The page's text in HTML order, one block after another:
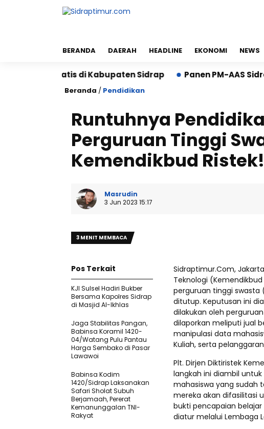
BERANDA DAERAH HEADLINE EKONOMI NEWS
Gratis di Kabupaten Sidrap Panen PM-AAS Sidrap
Beranda / Pendidikan
Runtuhnya
Perguruan Tinggi
Kemendikbud Ristek!
Masrudin
3 Jun 2023 15:17
3 MENIT MEMBACA
Sidraptimur.Com,
Teknologi
perguruan tinggi swasta
ditutup. Keputusan ini
dilakukan oleh
dilaporkan meliputi jual
manipulasi data
Kuliah, serta
Plt. Dirjen Diktiristek
langkah ini diambil
mahasiswa yang sudah
mereka akan difasilitasi
bukti pencapaian
diatur melalui Lembaga
Pos Terkait
KJI Sulsel Hadiri Bukber
Bersama Kapolres Sidrap
di Masjid Al-Ikhlas
Jaga Stabilitas Pangan,
Babinsa Koramil 1420-
04/Watang Pulu Pantau
Harga Sembako di Pasar
Lawawoi
Babinsa Kodim
1420/Sidrap Laksanakan
Safari Sholat Subuh
Berjamaah, Pererat
Kemanunggalan TNI-
Rakyat